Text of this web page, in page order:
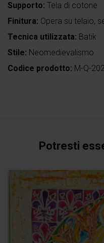
Supporto: Tela di cotone
Finitura: Opera su telaio,
Tecnica utilizzata: Batik
Stile: Neomedievalismo
Codice prodotto: M-Q-
Potresti